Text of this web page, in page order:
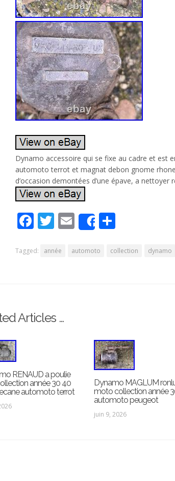
Dynamo accessoire qui se fixe au cadre et est
automoto terrot et magnat debon gnome
d’occasion demontées d’une épave, a nettoyer
Facebook
Twitter
Email
Share
Tagged: année automoto collection dynamo
Articles …
RENAUD a poulie
année 30 40
automoto terrot
Dynamo MAGLUM
moto collection année
automoto peugeot
juin 9, 2026